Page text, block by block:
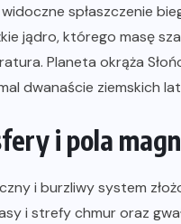
spłaszczenie
jądro, którego masę
Planeta okrąża
dwanaście ziemskich
i pola
i burzliwy system
i strefy chmur oraz